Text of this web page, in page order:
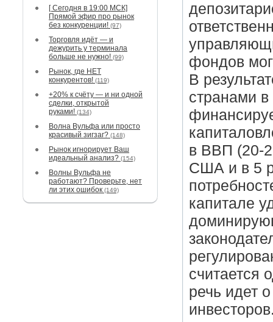
[ Сегодня в 19:00 МСК]
Прямой эфир про рынок
без конкуренции! (97)
Торговля идёт — и
дежурить у терминала
больше не нужно! (99)
Рынок, где НЕТ
конкурентов! (119)
+20% к счёту — и ни одной
сделки, открытой
руками! (134)
Волна Вульфа или просто
красивый зигзаг? (148)
Рынок игнорирует Ваш
идеальный анализ? (154)
Волны Вульфа не
работают? Проверьте, нет
ли этих ошибок (149)
фондов
В
странами в
в ВВП (20-
США и в 5
капитале
считается
речь идет